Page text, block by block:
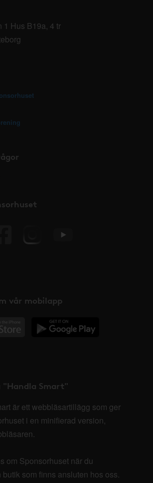
1 Hus B19a, 4 tr
vår mobilapp
"Handla Smart"
är ett webbläsartillägg som ger
i en minifierad version,
om Sponsorhuset när du
butik som finns ansluten hos oss.